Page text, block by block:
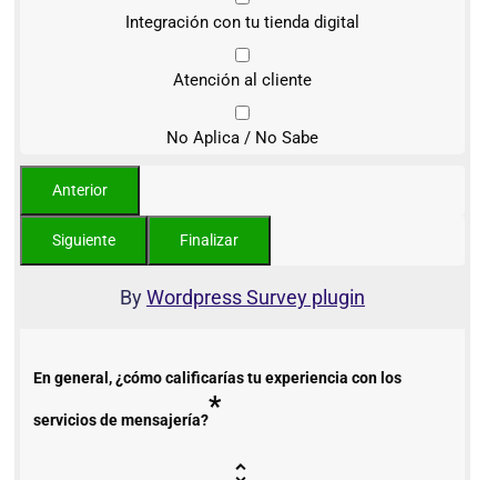
Integración con tu tienda digital
Atención al cliente
No Aplica / No Sabe
ByWordpress Survey plugin
En general, ¿cómo calificarías tu experiencia con los
servicios de mensajería?*